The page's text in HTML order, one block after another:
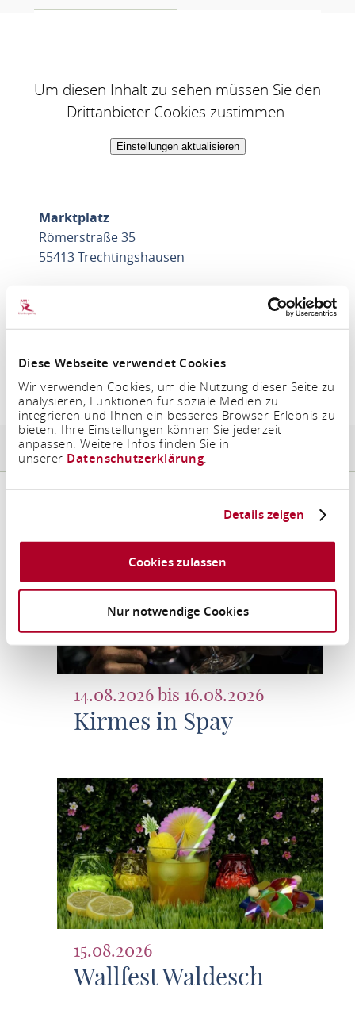
Diese Webseite verwendet Cookies
Wir verwenden Cookies, um die Nutzung dieser Seite zu
analysieren, Funktionen für soziale Medien zu
integrieren und Ihnen ein besseres Browser-Erlebnis zu
bieten. Ihre Einstellungen können Sie jederzeit
anpassen. Weitere Infos finden Sie in
unserer Datenschutzerklärung
Details zeigen
Cookies zulassen
Nur notwendige Cookies
Um diesen Inhalt zu sehen müssen Sie den
Drittanbieter Cookies zustimmen.
Einstellungen aktualisieren
Marktplatz
Römerstraße 35
55413 Trechtingshausen
ROUTE PLANEN
Veranstaltungen
Events der gleichen Kategorie
14.08.2026 bis 16.08.2026
Kirmes in Spay
15.08.2026
Wallfest Waldesch